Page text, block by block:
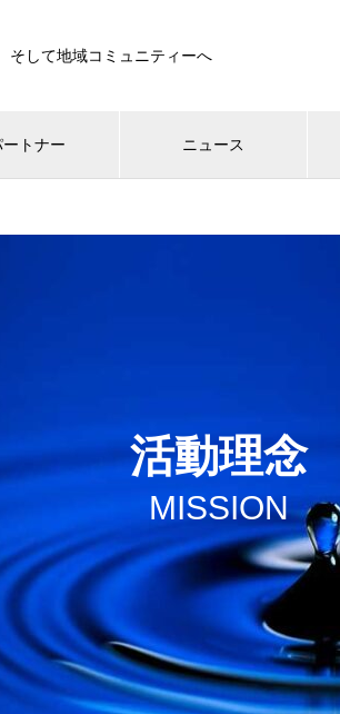
そして地域コミュニティーへ
ートナー ニュース
活動理念
MISSION